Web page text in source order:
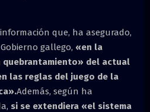
que, ha asegurado,
gallego, «en la
quebrantamiento» del actual
las reglas del juego de la
Además, según ha
si se extendiera «el sistema